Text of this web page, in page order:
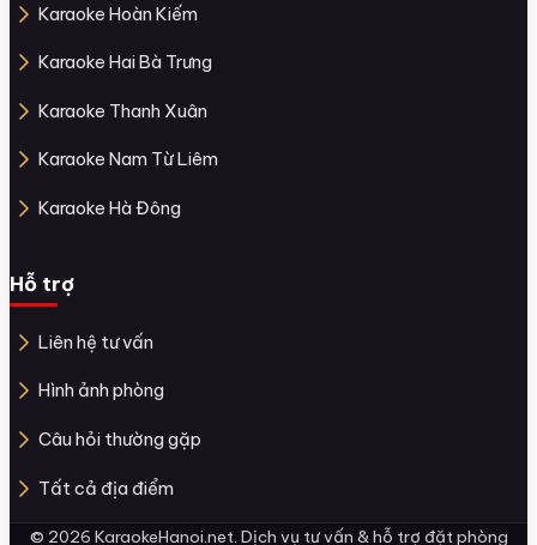
Karaoke Hoàn Kiếm
Karaoke Hai Bà Trưng
Karaoke Thanh Xuân
Karaoke Nam Từ Liêm
Karaoke Hà Đông
Hỗ trợ
Liên hệ tư vấn
Hình ảnh phòng
Câu hỏi thường gặp
Tất cả địa điểm
© 2026 KaraokeHanoi.net. Dịch vụ tư vấn & hỗ trợ đặt phòng